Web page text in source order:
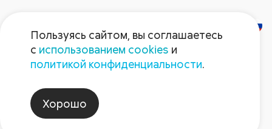
Новости
сибирская_аграрная_неделя
Пользуясь сайтом, вы соглашаетесь
с использованием cookies и
политикой конфиденциальности.
Хорошо